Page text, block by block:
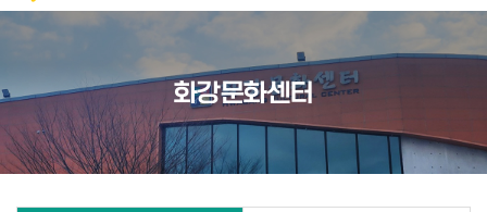
화강문화센터